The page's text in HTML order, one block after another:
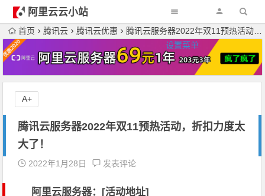
阿里云云小站
设置菜单
首页 腾讯云 腾讯云优惠 腾讯云服务器2022年双11预热活动，折扣力度太大了！
腾讯云服务器2022年双11预热活动，折扣力度太
大了！
2022年1月28日 发表评论
阿里云服务器：[活动地址]
A+